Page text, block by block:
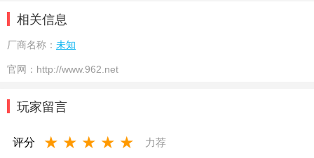
相关信息
厂商名称： 未知
官网： http://www.962.net
玩家留言
评分 ★ ★ ★ ★ ★ 力荐